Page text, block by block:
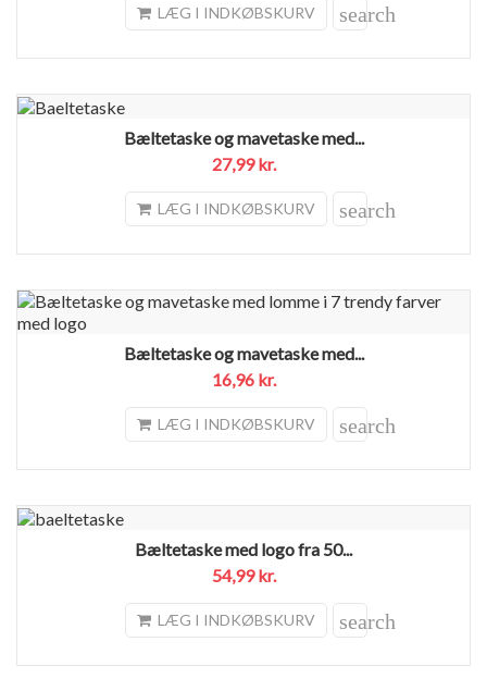
LÆG I INDKØBSKURV search
Bæltetaske og mavetaske med...
27,99 kr.
LÆG I INDKØBSKURV search
Bæltetaske og mavetaske med...
16,96 kr.
LÆG I INDKØBSKURV search
Bæltetaske med logo fra 50...
54,99 kr.
LÆG I INDKØBSKURV search